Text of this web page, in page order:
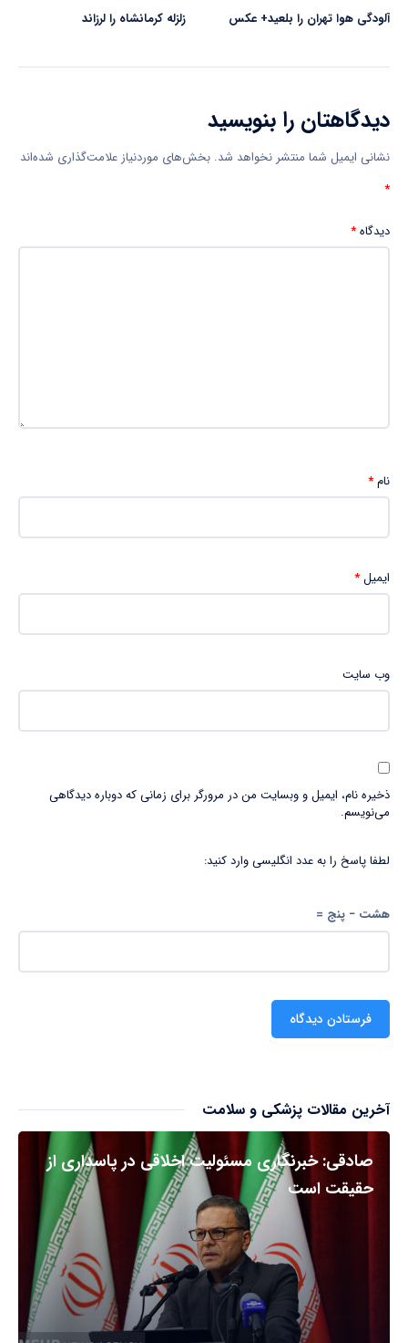
آلودگی هوا تهران را بلعید+ عکس زلزله کرمانشاه را لرزاند
دیدگاهتان را بنویسید
نشانی ایمیل شما منتشر نخواهد شد. بخش‌های موردنیاز علامت‌گذاری شده‌اند
*
دیدگاه*
نام*
ایمیل*
وب‌ سایت
ذخیره نام، ایمیل و وبسایت من در مرورگر برای زمانی که دوباره دیدگاهی
می‌نویسم.
لطفا پاسخ را به عدد انگلیسی وارد کنید:
هشت − پنج =
آخرین مقالات پزشکی و سلامت
صادقی: خبرنگاری مسئولیت اخلاقی در پاسداری از
حقیقت است